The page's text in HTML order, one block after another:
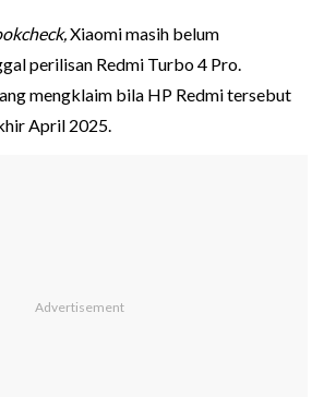
Xiaomi masih belum
perilisan Redmi Turbo 4 Pro.
mengklaim bila HP Redmi tersebut
April 2025.